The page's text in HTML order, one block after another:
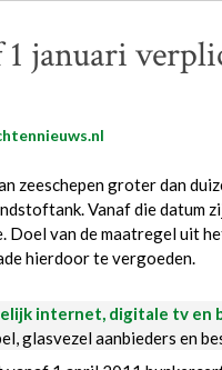
1 januari
zeeschepen groter dan
Vanaf die datum
Doel van de maatregel uit
hierdoor te vergoeden.
internet, digitale tv en
glasvezel aanbieders en